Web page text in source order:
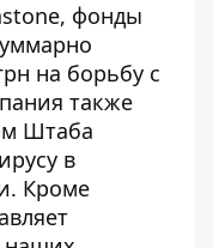
фонды
на борьбу с
также
Штаба
в
Кроме